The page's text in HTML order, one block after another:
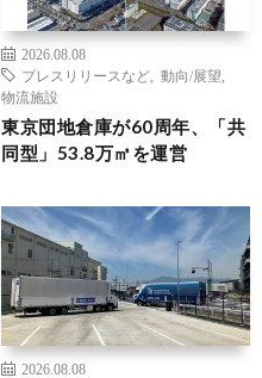
2026.08.08
プレスリリースなど
動向/展望
物流施設
東京団地倉庫が60周年、「共
同型」53.8万㎡を運営
2026.08.08